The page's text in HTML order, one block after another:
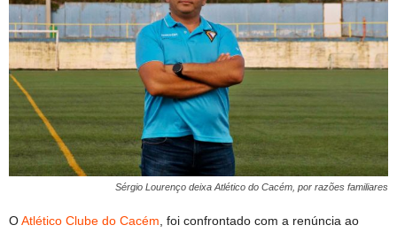
Sérgio Lourenço deixa Atlético do Cacém, por razões familiares
OAtlético Clube do Cacém, foi confrontado com a renúncia ao